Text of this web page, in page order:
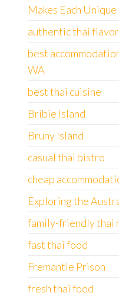
Makes Each Unique
authentic thai
best
WA
best thai cuisine
Bribie Island
Bruny Island
casual thai bistro
cheap
Exploring the
family-friendly thai
fast thai food
Fremantle Prison
fresh thai food